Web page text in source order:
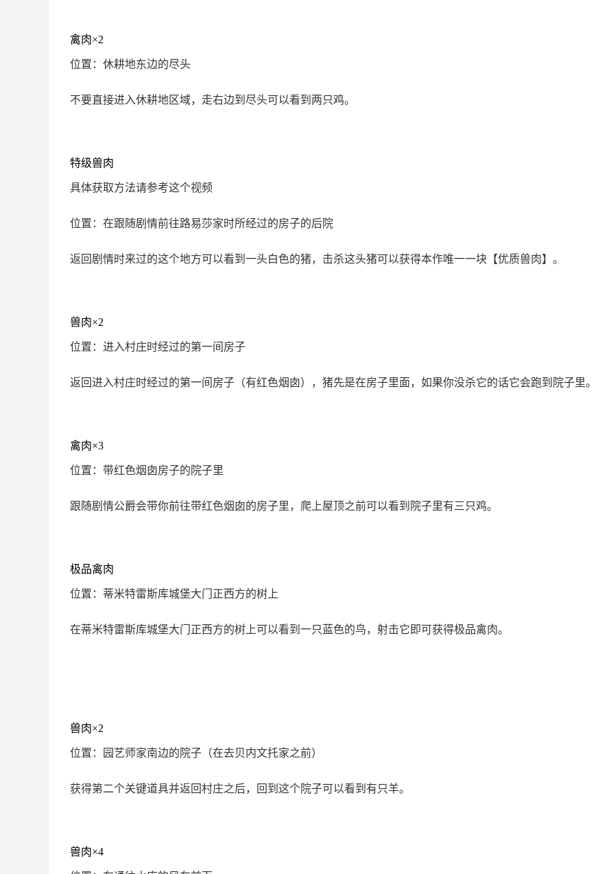
禽肉×2
位置：休耕地东边的尽头
不要直接进入休耕地区域，走右边到尽头可以看到两只鸡。
特级兽肉
具体获取方法请参考这个视频
位置：在跟随剧情前往路易莎家时所经过的房子的后院
返回剧情时来过的这个地方可以看到一头白色的猪，击杀这头猪可以获得本作唯一一块【优质兽肉】。
兽肉×2
位置：进入村庄时经过的第一间房子
返回进入村庄时经过的第一间房子（有红色烟囱），猪先是在房子里面，如果你没杀它的话它会跑到院子里。
禽肉×3
位置：带红色烟囱房子的院子里
跟随剧情公爵会带你前往带红色烟囱的房子里，爬上屋顶之前可以看到院子里有三只鸡。
极品禽肉
位置：蒂米特雷斯库城堡大门正西方的树上
在蒂米特雷斯库城堡大门正西方的树上可以看到一只蓝色的鸟，射击它即可获得极品禽肉。
兽肉×2
位置：园艺师家南边的院子（在去贝内文托家之前）
获得第二个关键道具并返回村庄之后，回到这个院子可以看到有只羊。
兽肉×4